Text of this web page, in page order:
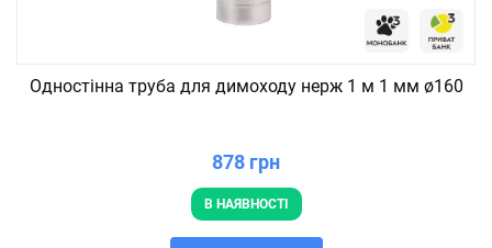
Одностінна труба для димоходу нерж 1 м 1 мм ø160
878 грн
В НАЯВНОСТІ